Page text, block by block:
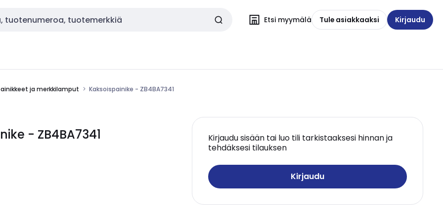
Etsi myymälä Tule asiakkaaksi Kirjaudu
ja merkkilamput Kaksoispainike - ZB4BA7341
- ZB4BA7341
Kirjaudu sisään tai luo tili tarkistaaksesi hinnan ja
tehdäksesi tilauksen
Kirjaudu